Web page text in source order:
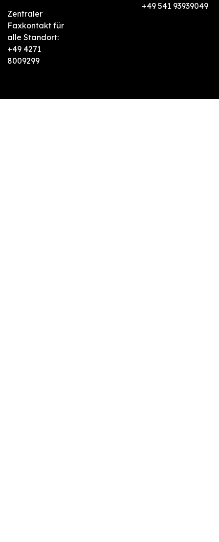
Zentraler
Faxkontakt für
alle Standort:
+49 4271
8009299
+49 541 93939049